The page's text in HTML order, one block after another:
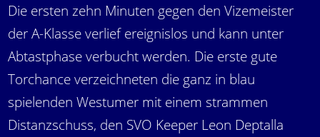
Die ersten zehn Minuten gegen den Vizemeister
der A-Klasse verlief ereignislos und kann unter
Abtastphase verbucht werden. Die erste gute
Torchance verzeichneten die ganz in blau
spielenden Westumer mit einem strammen
Distanzschuss, den SVO Keeper Leon Deptalla